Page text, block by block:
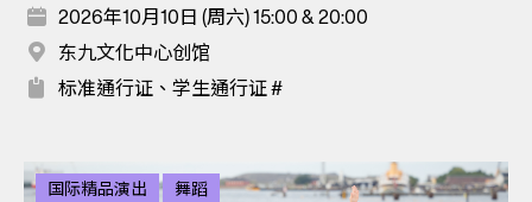
2026年10月10日 (周六) 15:00 & 20:00
东九文化中心创馆
标准通行证、学生通行证 #
国际精品演出 舞蹈